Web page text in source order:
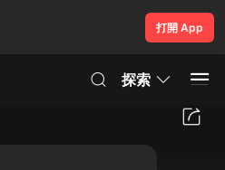
打開 App
探索